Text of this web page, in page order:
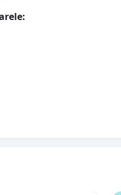
din sectorul
greșite a sistemului.